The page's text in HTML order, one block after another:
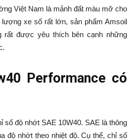
Việt Nam là mảnh đất màu mỡ cho
xe số rất lớn, sản phẩm Amsoil
rất được yêu thích bên cạnh những
Performance có
số độ nhớt SAE 10W40. SAE là thông
độ nhớt theo nhiệt độ. Cụ thể, chỉ số